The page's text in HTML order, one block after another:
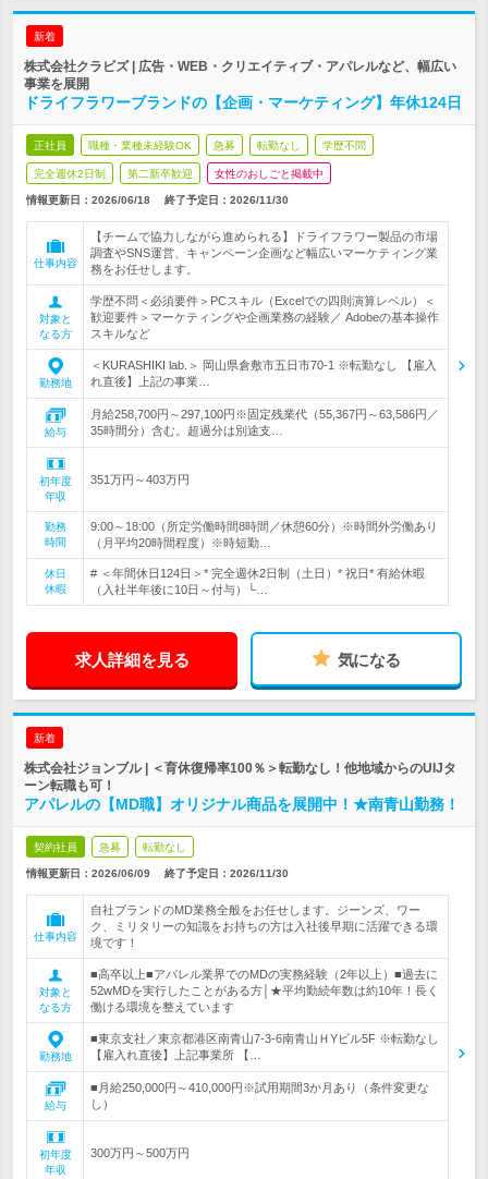
新着
株式会社クラビズ | 広告・WEB・クリエイティブ・アパレルなど、幅広い
事業を展開
ドライフラワーブランドの【企画・マーケティング】年休124日
正社員 職種・業種未経験OK 急募 転勤なし 学歴不問
完全週休2日制 第二新卒歓迎 女性のおしごと掲載中
情報更新日：2026/06/18 終了予定日： 2026/11/30
仕事内容
【チームで協力しながら進められる】ドライフラワー製品の市場
調査やSNS運営、キャンペーン企画など幅広いマーケティング業
務をお任せします。
対象と
なる方
学歴不問＜必須要件＞PCスキル（Excelでの四則演算レベル）＜
歓迎要件＞マーケティングや企画業務の経験／ Adobeの基本操作
スキルなど
勤務地
＜KURASHIKI lab.＞ 岡山県倉敷市五日市70-1 ※転勤なし 【雇入
れ直後】上記の事業…
給与
月給258,700円～297,100円※固定残業代（55,367円～63,586円／
35時間分）含む。超過分は別途支…
初年度
年収
351万円～403万円
勤務
時間
9:00～18:00（所定労働時間8時間／休憩60分）※時間外労働あり
（月平均20時間程度）※時短勤…
休日
休暇
# ＜年間休日124日＞* 完全週休2日制（土日）* 祝日* 有給休暇
（入社半年後に10日～付与）└…
求人詳細を見る 気になる
新着
株式会社ジョンブル | ＜育休復帰率100％＞転勤なし！他地域からのUIJタ
ーン転職も可！
アパレルの【MD職】オリジナル商品を展開中！★南青山勤務！
契約社員 急募 転勤なし
情報更新日：2026/06/09 終了予定日： 2026/11/30
仕事内容
自社ブランドのMD業務全般をお任せします。ジーンズ、ワー
ク、ミリタリーの知識をお持ちの方は入社後早期に活躍できる環
境です！
対象と
なる方
■高卒以上■アパレル業界でのMDの実務経験（2年以上）■過去に
52wMDを実行したことがある方│★平均勤続年数は約10年！長く
働ける環境を整えています
勤務地
■東京支社／東京都港区南青山7-3-6南青山ＨYビル5F ※転勤なし
【雇入れ直後】上記事業所 【…
給与
■月給250,000円～410,000円※試用期間3か月あり（条件変更な
し）
初年度
年収
300万円～500万円